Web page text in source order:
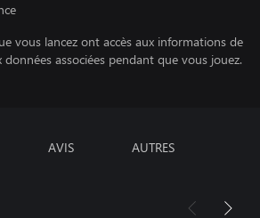
vous lancez ont accès aux informations de
associées pendant que vous jouez.
AVIS AUTRES